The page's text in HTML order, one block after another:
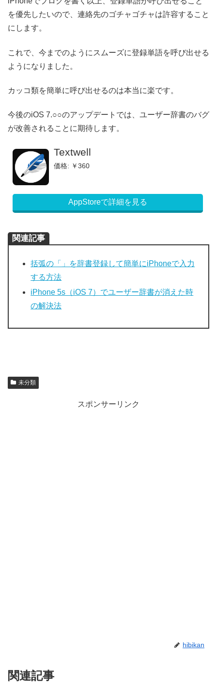
を優先したいので、連絡先のゴチャゴチャは許容すること
にします。
これで、今までのようにスムーズに登録単語を呼び出せる
ようになりました。
カッコ類を簡単に呼び出せるのは本当に楽です。
今後のiOS 7.○○のアップデートでは、ユーザー辞書のバグ
が改善されることに期待します。
Textwell
価格: ￥360
AppStoreで詳細を見る
関連記事
括弧の「」を辞書登録して簡単にiPhoneで入力
する方法
iPhone 5s（iOS 7）でユーザー辞書が消えた時
の解決法
未分類
スポンサーリンク
hibikan
関連記事